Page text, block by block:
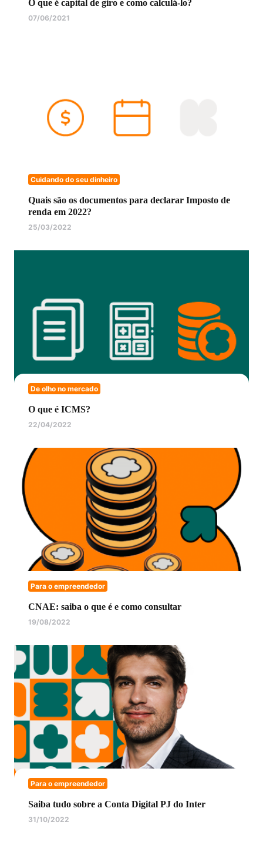
O que é capital de giro e como calculá-lo?
07/06/2021
Cuidando do seu dinheiro
Quais são os documentos para declarar Imposto de
renda em 2022?
25/03/2022
De olho no mercado
O que é ICMS?
22/04/2022
Para o empreendedor
CNAE: saiba o que é e como consultar
19/08/2022
Para o empreendedor
Saiba tudo sobre a Conta Digital PJ do Inter
31/10/2022